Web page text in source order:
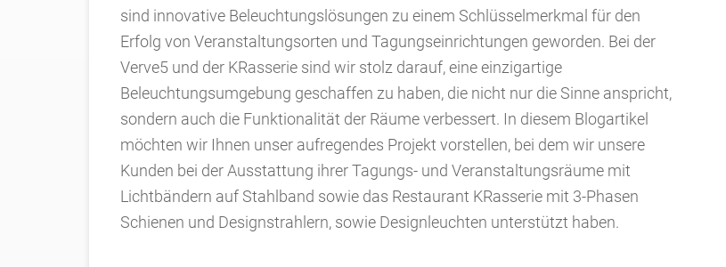
sind innovative Beleuchtungslösungen zu einem Schlüsselmerkmal für den
Erfolg von Veranstaltungsorten und Tagungseinrichtungen geworden. Bei der
Verve5 und der KRasserie sind wir stolz darauf, eine einzigartige
Beleuchtungsumgebung geschaffen zu haben, die nicht nur die Sinne anspricht,
sondern auch die Funktionalität der Räume verbessert. In diesem Blogartikel
möchten wir Ihnen unser aufregendes Projekt vorstellen, bei dem wir unsere
Kunden bei der Ausstattung ihrer Tagungs- und Veranstaltungsräume mit
Lichtbändern auf Stahlband sowie das Restaurant KRasserie mit 3-Phasen
Schienen und Designstrahlern, sowie Designleuchten unterstützt haben.